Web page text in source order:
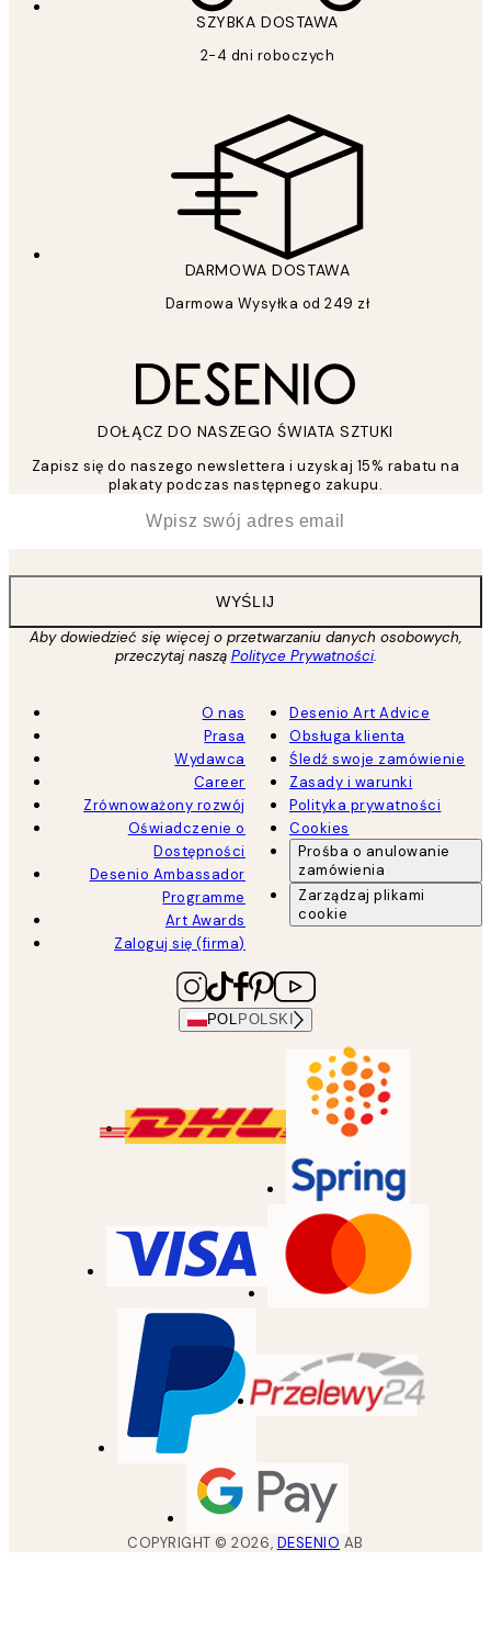
SZYBKA DOSTAWA
2-4 dni roboczych
DARMOWA DOSTAWA
Darmowa Wysyłka od 249 zł
DOŁĄCZ DO NASZEGO ŚWIATA SZTUKI
Zapisz się do naszego newslettera i uzyskaj 15% rabatu na
plakaty podczas następnego zakupu.
WYŚLIJ
Aby dowiedzieć się więcej o przetwarzaniu danych osobowych,
przeczytaj naszą Polityce Prywatności.
O nas
Prasa
Wydawca
Career
Zrównoważony rozwój
Oświadczenie o
Dostępności
Desenio Ambassador
Programme
Art Awards
Zaloguj się (firma)
Desenio Art Advice
Obsługa klienta
Śledź swoje zamówienie
Zasady i warunki
Polityka prywatności
Cookies
Prośba o anulowanie
zamówienia
Zarządzaj plikami
cookie
POL POLSKI
COPYRIGHT ©2026, DESENIO AB